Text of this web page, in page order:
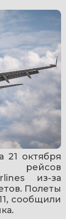
21 октября
рейсов
из-за
Полеты
сообщили